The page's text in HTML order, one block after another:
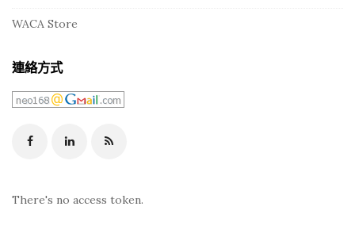
WACA Store
連絡方式
There's no access token.